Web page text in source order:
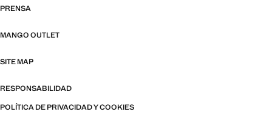
PRENSA
MANGO OUTLET
SITE MAP
RESPONSABILIDAD
POLÍTICA DE PRIVACIDAD Y COOKIES